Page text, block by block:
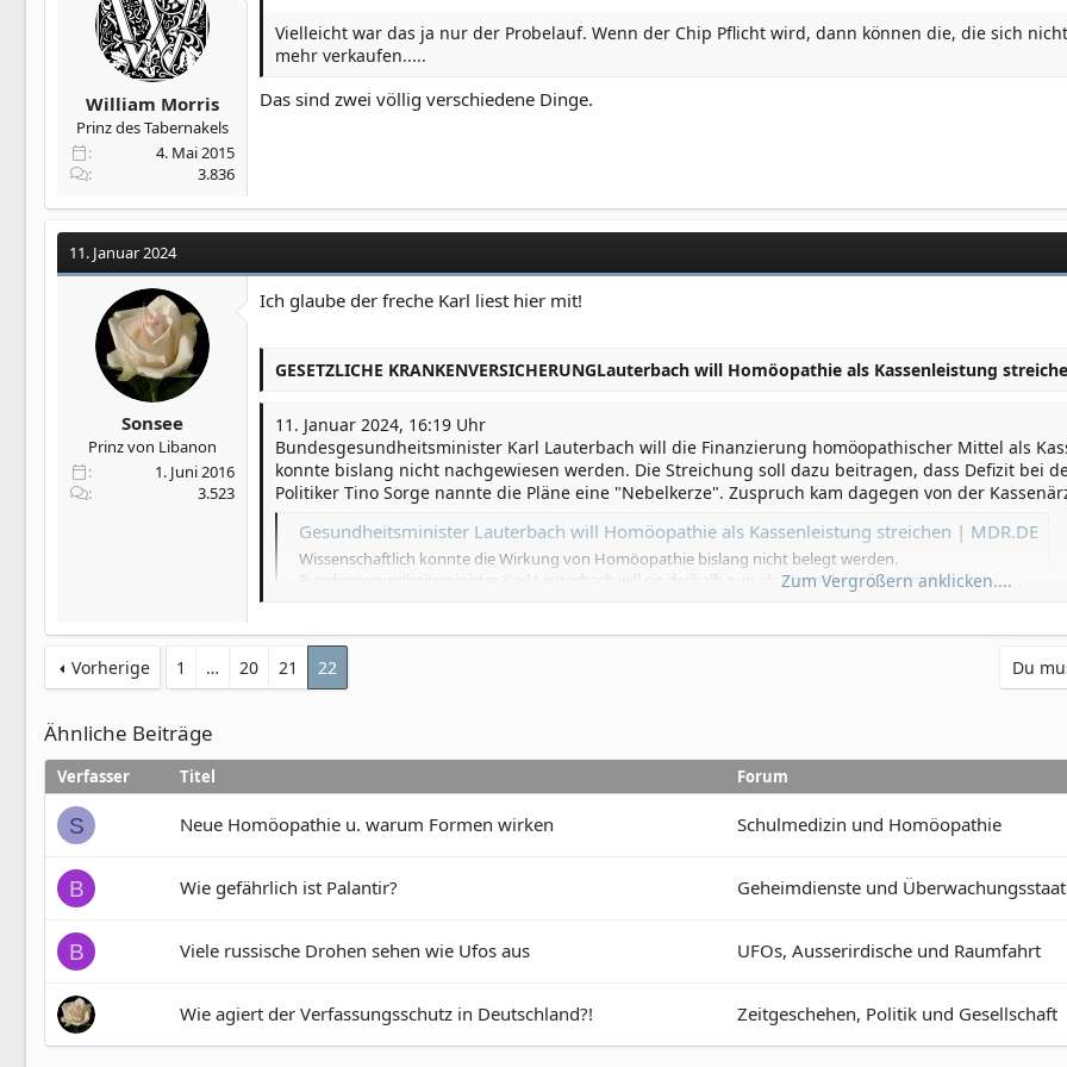
William Morris
Prinz des Tabernakels
4. Mai 2015
3.836
Vielleicht war das ja nur der Probelauf. Wenn der Chip Pflicht wird, dann können die, die sich
mehr verkaufen.....
Das sind zwei völlig verschiedene Dinge.
11. Januar 2024
Sonsee
Prinz von Libanon
1. Juni 2016
3.523
Ich glaube der freche Karl liest hier mit!
GESETZLICHE KRANKENVERSICHERUNGLauterbach will Homöopathie als Kassenleistung
11. Januar 2024, 16:19 Uhr
Bundesgesundheitsminister Karl Lauterbach will die Finanzierung homöopathischer Mittel als
konnte bislang nicht nachgewiesen werden. Die Streichung soll dazu beitragen, dass Defizit bei
Politiker Tino Sorge nannte die Pläne eine "Nebelkerze". Zuspruch kam dagegen von der
Gesundheitsminister Lauterbach will Homöopathie als Kassenleistung streichen | MDR.DE
Wissenschaftlich konnte die Wirkung von Homöopathie bislang nicht belegt werden.
Bundesgesundheitsminister Karl Lauterbach will sie deshalb nun als Kassenleistung streichen.
Zum Vergrößern anklicken....
Vorherige 1 … 20 21 22 Du
Ähnliche Beiträge
Verfasser Titel Forum
S Neue Homöopathie u. warum Formen wirken Schulmedizin und Homöopathie
B Wie gefährlich ist Palantir? Geheimdienste und Überwachungsstaat
B Viele russische Drohen sehen wie Ufos aus UFOs, Ausserirdische und Raumfahrt
Wie agiert der Verfassungsschutz in Deutschland?! Zeitgeschehen, Politik und Gesellschaft